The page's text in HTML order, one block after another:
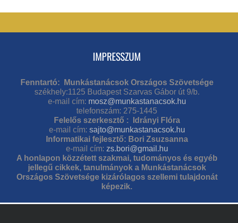
IMPRESSZUM
Fenntartó: Munkástanácsok Országos Szövetsége
székhely:1125 Budapest Szarvas Gábor út 9/b.
e-mail cím: mosz@munkastanacsok.hu
telefonszám: 275-1445
Felelős szerkesztő : Idrányi Flóra
e-mail cím: sajto@munkastanacsok.hu
Informatikai fejlesztő: Bori Zsuzsanna
e-mail cím: zs.bori@gmail.hu
A honlapon közzétett szakmai, tudományos és egyéb
jellegű cikkek, tanulmányok a Munkástanácsok
Országos Szövetsége kizárólagos szellemi tulajdonát
képezik.